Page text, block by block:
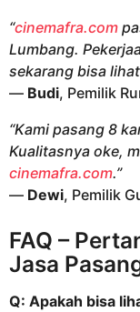
“cinemafra.com
Lumbang.
sekarang bisa
— Budi, Pemilik
“Kami pasang 8
Kualitasnya oke,
cinemafra.com.”
— Dewi, Pemilik
FAQ –
Jasa
Q: Apakah bisa